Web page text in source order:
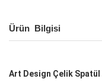
Ürün Bilgisi
Art Design Çelik Spatül